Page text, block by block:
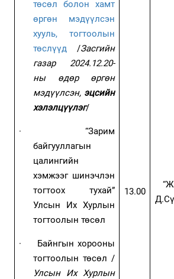
төсөл болон хамт
өргөн мэдүүлсэн
хууль, тогтоолын
төслүүд
/Засгийн
газар 2024.12.20-
ны өдөр өргөн
мэдүүлсэн, эцсийн
хэлэлцүүлэг/
·
“Зарим
байгууллагын
цалингийн
хэмжээг шинэчлэн
тогтоох тухай”
Улсын Их Хурлын
тогтоолын төсөл
·
Байнгын хорооны
тогтоолын төсөл /
Улсын Их Хурлын
13.00